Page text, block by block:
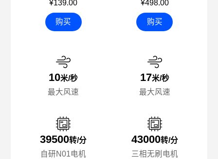
¥139.00
购买
10米/秒
最大风速
39500转/分
自研N01电机
¥498.00
购买
17米/秒
最大风速
43000转/分
三相无刷电机